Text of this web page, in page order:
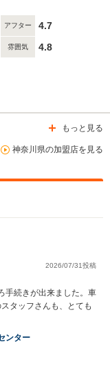
アフター 4.7
雰囲気 4.8
もっと見る
神奈川県の加盟店を見る
2026/07/31投稿
手続きが出来ました。車
タッフさんも、とても
ンター